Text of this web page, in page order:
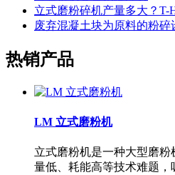
立式磨粉碎机产量多大？T-
废弃混凝土块为原料的粉碎
热销产品
LM 立式磨粉机
立式磨粉机是一种大型磨
量低、耗能高等技术难题